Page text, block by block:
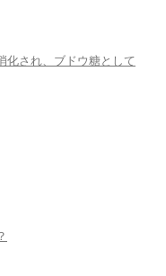
化され、ブドウ糖として